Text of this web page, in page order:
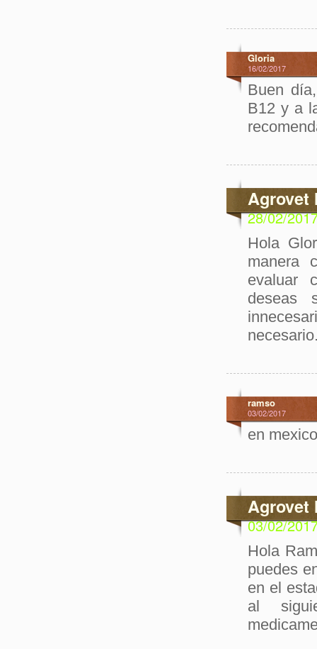
Gloria
16/02/2017
Buen
B12 y a
Agrovet
28/02/
Hola
manera
evaluar
deseas
ramso
03/02/2017
en
Agrovet
03/02/
Hola
puedes
en el
al